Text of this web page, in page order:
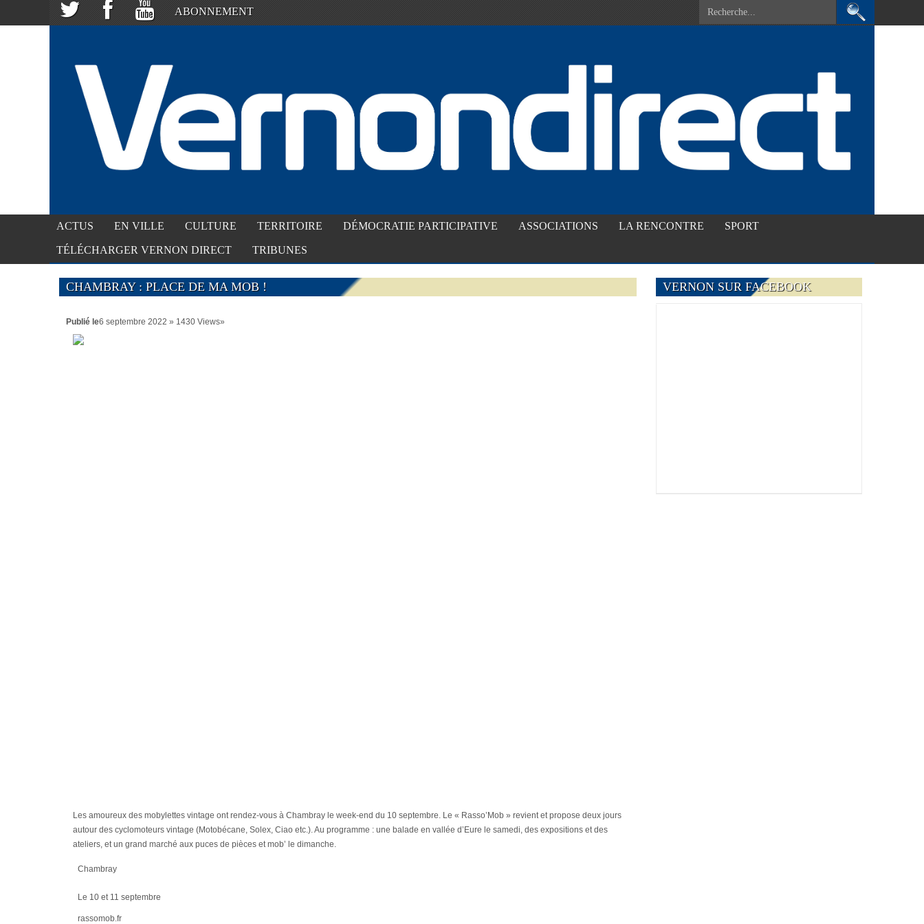
ABONNEMENT
ACTUS EN VILLE CULTURE TERRITOIRE DÉMOCRATIE PARTICIPATIVE ASSOCIATIONS LA RENCONTRE SPORT
TÉLÉCHARGER VERNON DIRECT TRIBUNES
CHAMBRAY : PLACE DE MA MOB !
Publié le6 septembre 2022 » 1430 Views»
Les amoureux des mobylettes vintage ont rendez-vous à Chambray le week-end du 10 septembre. Le « Rasso’Mob » revient et propose deux jours
autour des cyclomoteurs vintage (Motobécane, Solex, Ciao etc.). Au programme : une balade en vallée d’Eure le samedi, des expositions et des
ateliers, et un grand marché aux puces de pièces et mob’ le dimanche.
Chambray
Le 10 et 11 septembre
rassomob.fr
VERNON SUR FACEBOOK